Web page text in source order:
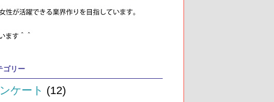
ゴリー
ケート (12)